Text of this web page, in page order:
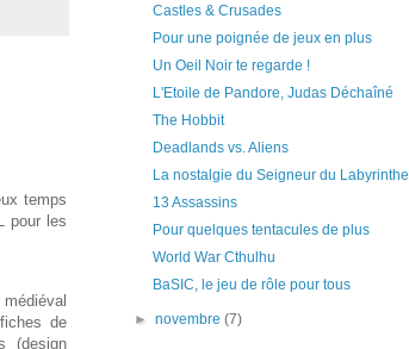
temps
pour les
de
(design
Castles & Crusades
Pour une poignée de jeux en plus
Un Oeil Noir te regarde !
L'Etoile de Pandore, Judas Déchaîné
The Hobbit
Deadlands vs. Aliens
La nostalgie du Seigneur du Labyrinthe
13 Assassins
Pour quelques tentacules de plus
World War Cthulhu
BaSIC, le jeu de rôle pour tous
►novembre(7)